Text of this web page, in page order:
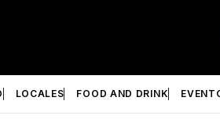
LOCALES FOOD AND DRINK